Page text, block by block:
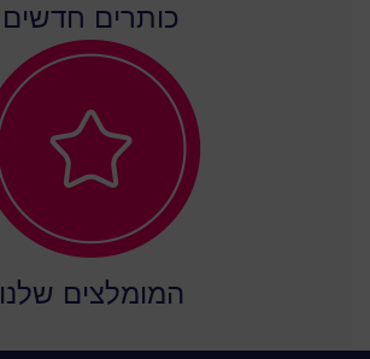
כותרים חדשים
המומלצים שלנו